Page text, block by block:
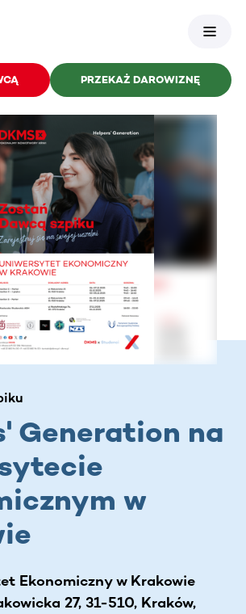
PRZEKAŻ DAROWIZNĘ
Generation na
w
Ekonomiczny w Krakowie
27, 31-510, Kraków,